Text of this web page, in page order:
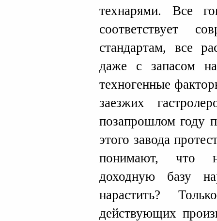
технарями. Все
соответствует
стандартам, все
даже с запасом
техногенные
заезжих
позапрошлом году
этого завода
понимают, что
доходную базу
нарастить?
действующих